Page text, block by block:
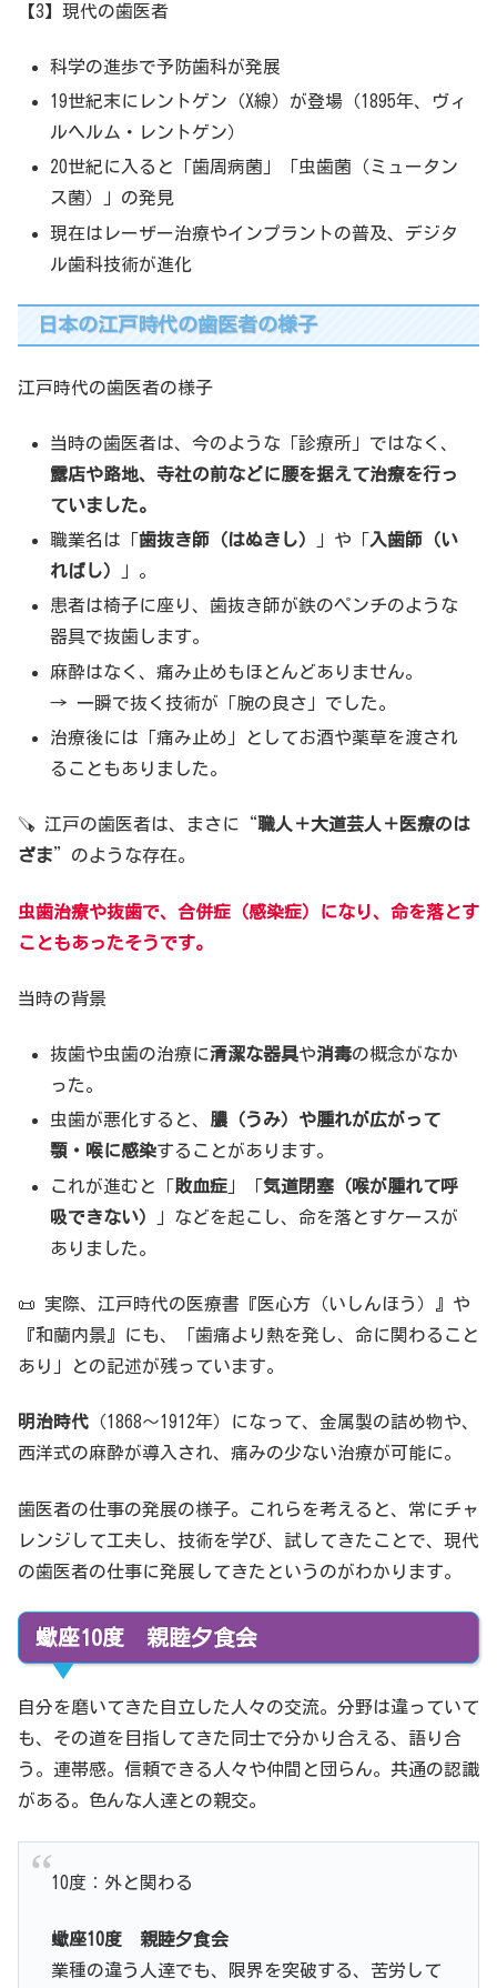
【3】現代の歯医者
科学の進歩で予防歯科が発展
19世紀末にレントゲン（X線）が登場（1895年、ヴィ
ルヘルム・レントゲン）
20世紀に入ると「歯周病菌」「虫歯菌（ミュータン
ス菌）」の発見
現在はレーザー治療やインプラントの普及、デジタ
ル歯科技術が進化
日本の江戸時代の歯医者の様子
江戸時代の歯医者の様子
当時の歯医者は、今のような「診療所」ではなく、
露店や路地、寺社の前などに腰を据えて治療を行っ
ていました。
職業名は「歯抜き師（はぬきし） 」や「入歯師（い
ればし）
」。
患者は椅子に座り、歯抜き師が鉄のペンチのような
器具で抜歯します。
麻酔はなく、痛み止めもほとんどありません。
→ 一瞬で抜く技術が「腕の良さ」でした。
治療後には「痛み止め」としてお酒や薬草を渡され
ることもありました。
🪚 江戸の歯医者は、まさに“職人＋大道芸人＋医療のは
ざま”のような存在。
虫歯治療や抜歯で、 合併症（感染症）になり、命を落とす
こともあったそうです。
当時の背景
抜歯や虫歯の治療に清潔な器具や消毒の概念がなか
った。
虫歯が悪化すると、 膿（うみ）や腫れが広がって
顎・喉に感染することがあります。
これが進むと「敗血症 」「気道閉塞（喉が腫れて呼
吸できない）
」などを起こし、命を落とすケースが
ありました。
📜 実際、江戸時代の医療書『医心方（いしんほう）』や
『和蘭内景』にも、「歯痛より熱を発し、命に関わること
あり」との記述が残っています。
明治時代 （1868〜1912年）になって、金属製の詰め物や、
西洋式の麻酔が導入され、痛みの少ない治療が可能に。
歯医者の仕事の発展の様子。これらを考えると、常にチャ
レンジして工夫し、技術を学び、試してきたことで、現代
の歯医者の仕事に発展してきたというのがわかります。
蠍座10度 親睦夕食会
自分を磨いてきた自立した人々の交流。分野は違っていて
も、その道を目指してきた同士で分かり合える、語り合
う。連帯感。信頼できる人々や仲間と団らん。共通の認識
がある。色んな人達との親交。
10度：外と関わる
蠍座10度親睦夕食会
業種の違う人達でも、限界を突破する、苦労して